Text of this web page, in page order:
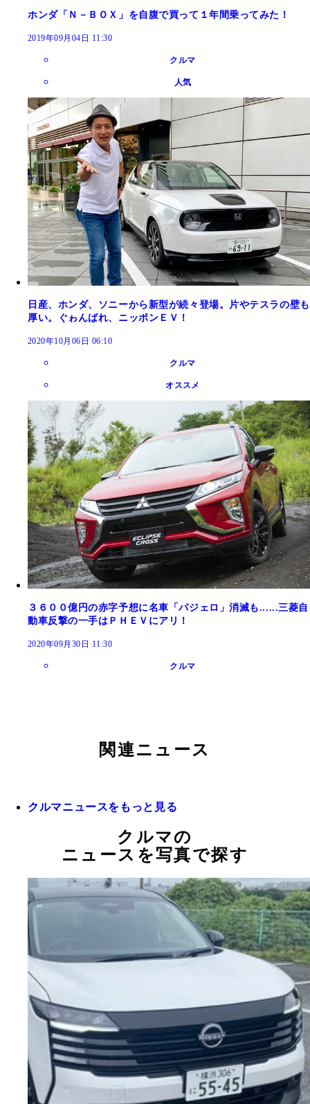
ホンダ「Ｎ－ＢＯＸ」を自腹で買って１年間乗ってみた！
2019年09月04日 11:30
クルマ
人気
日産、ホンダ、ソニーから新型が続々登場。片やテスラの壁も
厚い。ぐゎんばれ、ニッポンＥＶ！
2020年10月06日 06:10
クルマ
オススメ
３６００億円の赤字予想に名車「パジェロ」消滅も......三菱自
動車反撃の一手はＰＨＥＶにアリ！
2020年09月30日 11:30
クルマ
関連ニュース
クルマニュースをもっと見る
クルマの
ニュースを写真で探す